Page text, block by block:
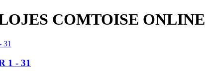
COMTOISE ONLINE
1 - 31